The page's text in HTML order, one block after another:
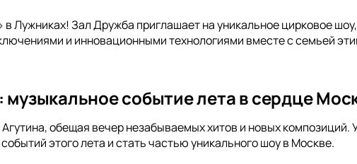
Лужниках! Зал Дружба приглашает на уникальное цирковое
и инновационными технологиями вместе с семьей
событие лета в сердце
обещая вечер незабываемых хитов и новых композиций.
этого лета и стать частью уникального шоу в Москве.